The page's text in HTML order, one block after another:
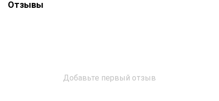
Отзывы
Добавьте первый отзыв